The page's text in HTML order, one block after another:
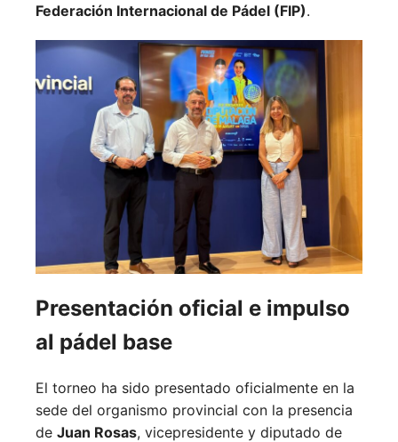
Federación Internacional de Pádel (FIP).
Presentación oficial e impulso
al pádel base
El torneo ha sido presentado oficialmente en la
sede del organismo provincial con la presencia
de Juan Rosas, vicepresidente y diputado de